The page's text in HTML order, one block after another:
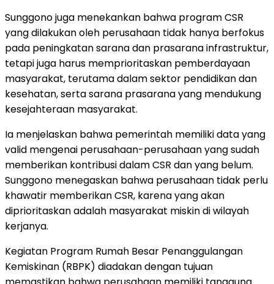
Sunggono juga menekankan bahwa program CSR
yang dilakukan oleh perusahaan tidak hanya berfokus
pada peningkatan sarana dan prasarana infrastruktur,
tetapi juga harus memprioritaskan pemberdayaan
masyarakat, terutama dalam sektor pendidikan dan
kesehatan, serta sarana prasarana yang mendukung
kesejahteraan masyarakat.
Ia menjelaskan bahwa pemerintah memiliki data yang
valid mengenai perusahaan-perusahaan yang sudah
memberikan kontribusi dalam CSR dan yang belum.
Sunggono menegaskan bahwa perusahaan tidak perlu
khawatir memberikan CSR, karena yang akan
diprioritaskan adalah masyarakat miskin di wilayah
kerjanya.
Kegiatan Program Rumah Besar Penanggulangan
Kemiskinan (RBPK) diadakan dengan tujuan